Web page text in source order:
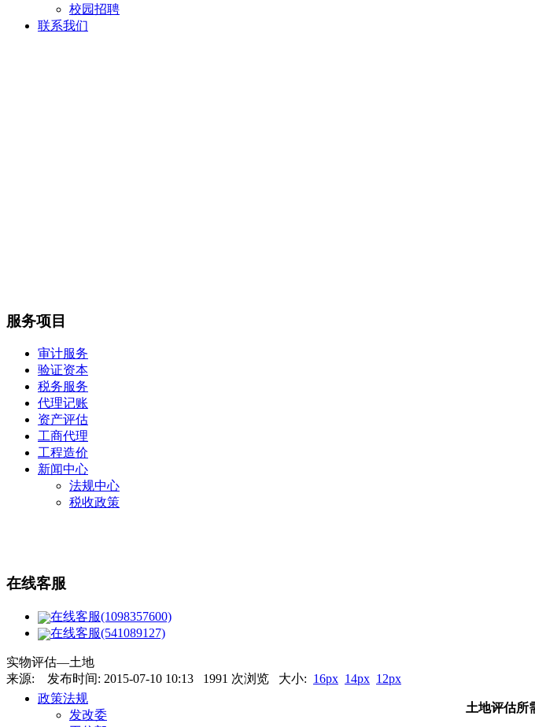
校园招聘
联系我们
服务项目
审计服务
验证资本
税务服务
代理记账
资产评估
工商代理
工程造价
新闻中心
法规中心
税收政策
政策法规
发改委
在线客服
在线客服(1098357600)
在线客服(541089127)
实物评估—土地
来源: 发布时间: 2015-07-10 10:13 1991 次浏览 大小: 16px 14px 12px
土地评估所